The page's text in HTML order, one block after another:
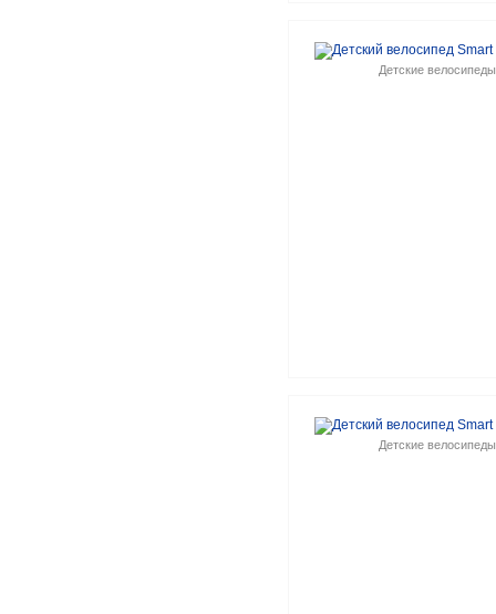
Детские велосипеды
Детские велосипеды